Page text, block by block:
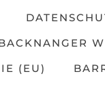
(EU)